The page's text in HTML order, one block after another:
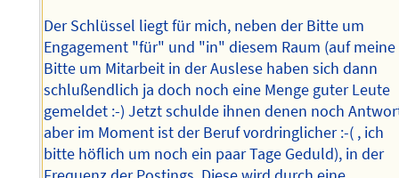
Der Schlüssel liegt für mich, neben der Bitte um
Engagement "für" und "in" diesem Raum (auf meine
Bitte um Mitarbeit in der Auslese haben sich dann
schlußendlich ja doch noch eine Menge guter Leute
gemeldet :-) Jetzt schulde ihnen denen noch
aber im Moment ist der Beruf vordringlicher :-( , ich
bitte höflich um noch ein paar Tage Geduld), in der